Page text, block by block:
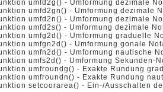
umfd2g() - Umformung dezimale
umfd2gn() - Umformung dezimale
umfd2n() - Umformung dezimale
umfd2s() - Umformung dezimale
umfg2d() - Umformung graduelle
umfgn2d() - Umformung gonale
umfn2d() - Umformung nautische
umfs2d() - Umformung Sekunden-
umfroundg() - Exakte Rundung
umfroundn() - Exakte Rundung
setcoorarea() - Ein-/Ausschalten